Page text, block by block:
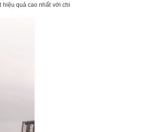
hiệu quả cao nhất với chi